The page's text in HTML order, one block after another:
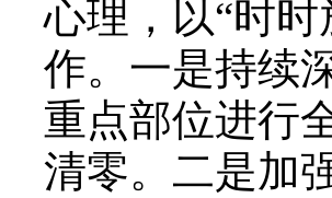
心理，以“时
作。一是持续
重点部位进行
清零。二是加